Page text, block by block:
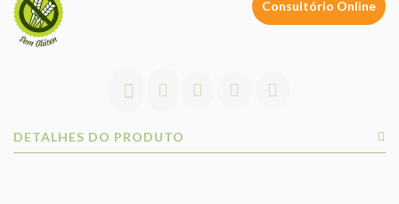
Consultório Online
DETALHES DO PRODUTO